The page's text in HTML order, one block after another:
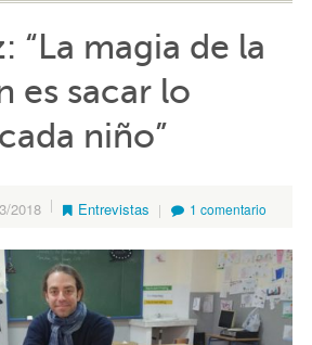
“La magia de la
es sacar lo
niño”
2018 Entrevistas 1 comentario